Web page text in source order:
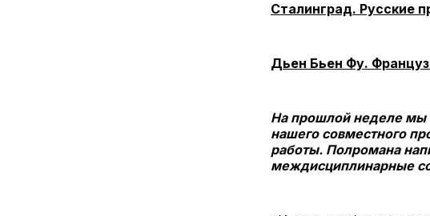
Сталинград. Русские
Дьен Бьен Фу.
На прошлой неделе мы
нашего совместного
работы. Полромана
междисциплинарные